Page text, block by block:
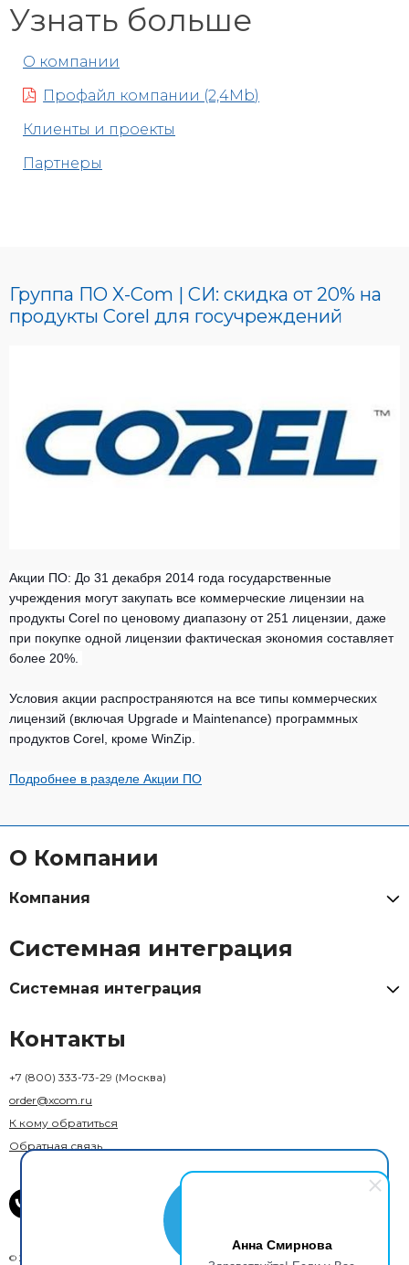
Анна Смирнова
Узнать больше
О компании
Профайл компании (2,4Mb)
Клиенты и проекты
Партнеры
Группа ПО X-Com | СИ: скидка от 20% на
продукты Corel для госучреждений
Акции ПО: До 31 декабря 2014 года государственные
учреждения могут закупать все коммерческие лицензии на
продукты Corel по ценовому диапазону от 251 лицензии , даже
при покупке одной лицензии фактическая экономия составляет
более 20%.
Условия акции распространяются на все типы коммерческих
лицензий (включая Upgrade и Maintenance) программных
продуктов Corel, кроме WinZip.
Подробнее в разделе Акции ПО
О Компании
Компания
Системная интеграция
Системная интеграция
Контакты
+7 (800) 333-73-29 (Москва)
order@xcom.ru
К кому обратиться
Обратная связь
© 2018–2026 X-Com. Все права защищены.